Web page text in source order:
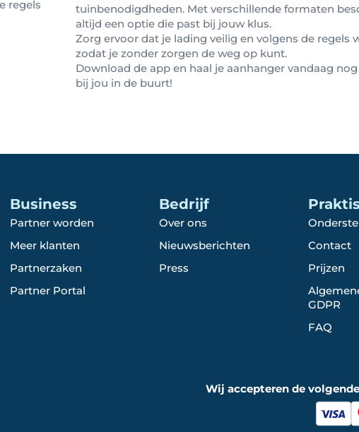
regels
tuinbenodigdheden. Met verschillende formaten
altijd een optie die past bij jouw klus.
Zorg ervoor dat je lading veilig en volgens de regels
zodat je zonder zorgen de weg op kunt.
Download de app en haal je aanhanger vandaag
bij jou in de buurt!
Business
Partner worden
Meer klanten
Partnerzaken
Partner Portal
Bedrijf
Over ons
Nieuwsberichten
Press
Contact
Prijzen
GDPR
FAQ
Wij accepteren de